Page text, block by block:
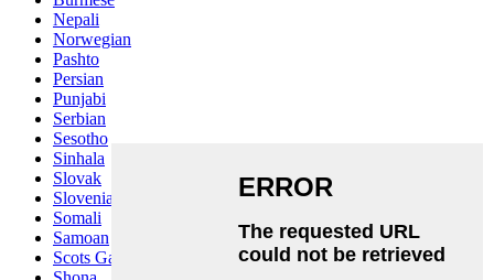
Nepali
Norwegian
Pashto
Persian
Punjabi
Serbian
Sesotho
Sinhala
Slovak
Slovenian
Somali
Samoan
Scots Gaelic